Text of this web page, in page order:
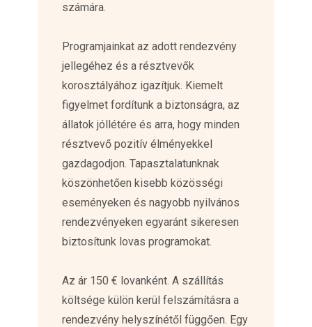
számára.
Programjainkat az adott rendezvény
jellegéhez és a résztvevők
korosztályához igazítjuk. Kiemelt
figyelmet fordítunk a biztonságra, az
állatok jóllétére és arra, hogy minden
résztvevő pozitív élményekkel
gazdagodjon. Tapasztalatunknak
köszönhetően kisebb közösségi
eseményeken és nagyobb nyilvános
rendezvényeken egyaránt sikeresen
biztosítunk lovas programokat.
Az ár 150 € lovanként. A szállítás
költsége külön kerül felszámításra a
rendezvény helyszínétől függően. Egy